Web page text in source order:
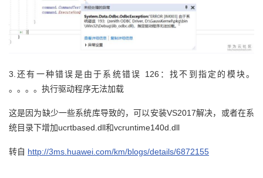
3.还有一种错误是由于系统错误 126：找不到指定的模块。
。。。。执行驱动程序无法加载
这是因为缺少一些系统库导致的，可以安装VS2017解决，或者在系
统目录下增加ucrtbased.dll和vcruntime140d.dll
转自 http://3ms.huawei.com/km/blogs/details/6872155